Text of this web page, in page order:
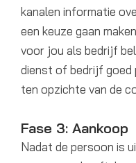
kanalen informatie
een keuze gaan
voor jou als bedrijf
dienst of bedrijf goed
ten opzichte van de
Fase 3: Aankoop
Nadat de persoon is